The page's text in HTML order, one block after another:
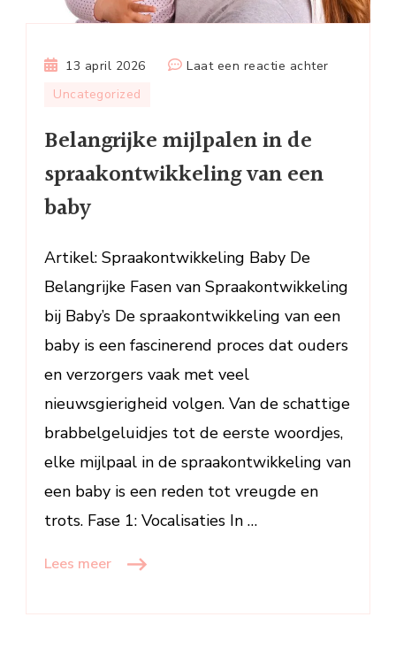
13 april 2026 Laat een reactie achterop
Uncategorized
Belangrijke mijlpalen in de
spraakontwikkeling van een
baby
Artikel: Spraakontwikkeling Baby De
Belangrijke Fasen van Spraakontwikkeling
bij Baby’s De spraakontwikkeling van een
baby is een fascinerend proces dat ouders
en verzorgers vaak met veel
nieuwsgierigheid volgen. Van de schattige
brabbelgeluidjes tot de eerste woordjes,
elke mijlpaal in de spraakontwikkeling van
een baby is een reden tot vreugde en
trots. Fase 1: Vocalisaties In …
Lees meer